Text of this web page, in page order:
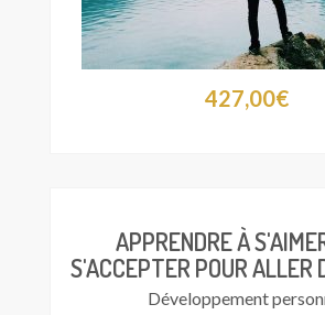
427,00€
APPRENDRE À
S'ACCEPTER POUR ALLER
Développement